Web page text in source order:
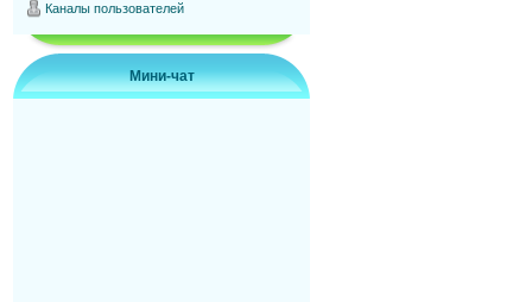
Каналы пользователей
Мини-чат